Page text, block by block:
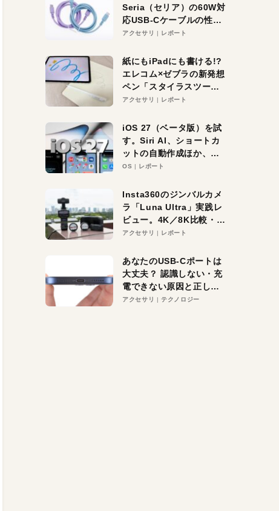
Seria（セリア）の60W対
応USB-Cケーブルの性能
を検証。超コスパの1本を
アクセサリ レポート
紙にもiPadにも書ける!?
エレコム×ゼブラの新発想
ペン「スタイラスツーウ
ェイ」レビュー。持ち替
アクセサリ レポート
iOS 27（ベータ版）を試
す。Siri AI、ショートカ
ットの自動作成ほか、期
待大の便利機能5選。
る未来はすぐそこ！
OS レポート
Insta360のジンバルカメ
ラ「Luna Ultra」実践レ
ビュー。4K／8K比較・ズ
ーム・夜間撮影をチェッ
アクセサリ レポート
あなたのUSB-Cポートは
大丈夫？ 認識しない・充
電できない原因と正しい
対策
アクセサリ テクノロジー